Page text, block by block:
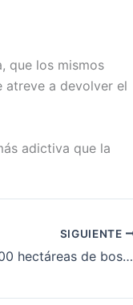
que los mismos
atreve a devolver el
adictiva que la
SIGUIENTE
Meta protege más de 4.800 hectáreas de bosque y convierte la lucha contra la deforestación en un camino hacia la paz